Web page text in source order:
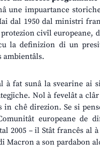
une impuartance
dal 1950 dal ministri
civîl europeane,
la definizion di un
ambientâls.
fat sunâ la svearine ai
Nol à fevelât a
chê direzion. Se si
europeane de
2005 – il Stât francês al
Macron a son pardabon